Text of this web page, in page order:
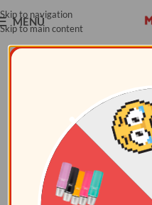
Skip to navigation
Skip to main content
MENÚ